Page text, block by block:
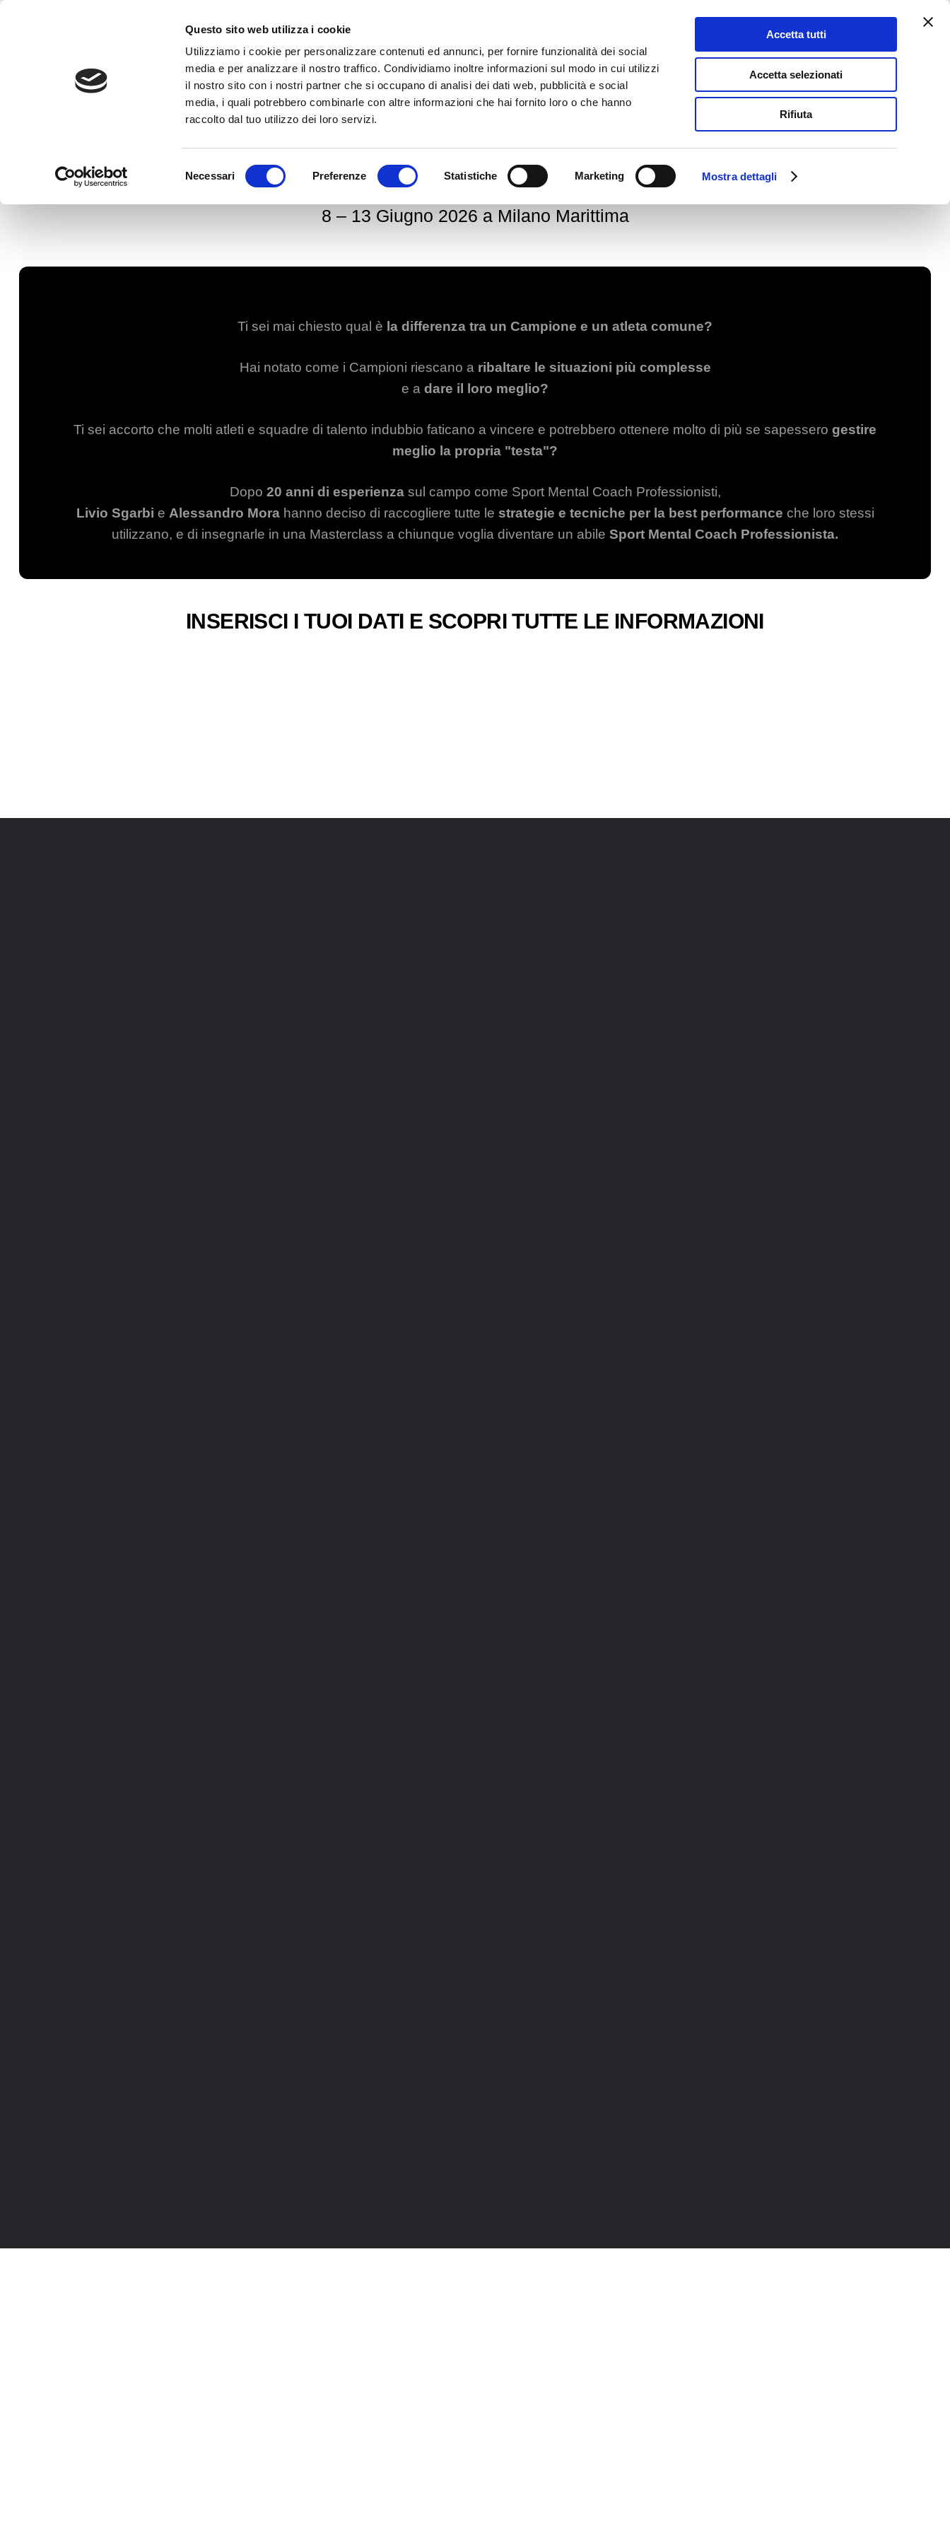
Questo sito web utilizza i cookie
Utilizziamo i cookie per personalizzare contenuti ed annunci, per fornire funzionalità dei social
media e per analizzare il nostro traffico. Condividiamo inoltre informazioni sul modo in cui utilizzi
il nostro sito con i nostri partner che si occupano di analisi dei dati web, pubblicità e social
media, i quali potrebbero combinarle con altre informazioni che hai fornito loro o che hanno
raccolto dal tuo utilizzo dei loro servizi.
del
Necessari Preferenze Statistiche Marketing Mostra dettagli
Accetta tutti
Accetta selezionati
Rifiuta
6 GIORNI FULL IMMERSION
CON LIVIO SGARBI E ALESSANDRO MORA PER DIVENTARE
SPORT MENTAL COACH PROFESSIONISTA.
8 – 13 Giugno 2026 a Milano Marittima
Ti sei mai chiesto qual è la differenza tra un Campione e un atleta comune?
Hai notato come i Campioni riescano a ribaltare le situazioni più complesse
e a dare il loro meglio?
Ti sei accorto che molti atleti e squadre di talento indubbio faticano a vincere e potrebbero ottenere molto di più se sapessero gestire
meglio la propria "testa"?
Dopo 20 anni di esperienzasul campo come Sport Mental Coach Professionisti,
Livio Sgarbi e Alessandro Morahanno deciso di raccogliere tutte le strategie e tecniche per la best performance che loro stessi
utilizzano, e di insegnarle in una Masterclass a chiunque voglia diventare un abile Sport Mental Coach Professionista.
INSERISCI I TUOI DATI E SCOPRI TUTTE LE INFORMAZIONI